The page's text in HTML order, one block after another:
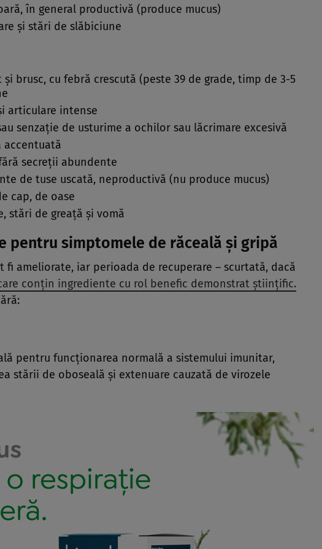
în general productivă (produce mucus)
și stări de slăbiciune
brusc, cu febră crescută (peste 39 de grade, timp de 3-5
articulare intense
senzație de usturime a ochilor sau lăcrimare excesivă
accentuată
secreții abundente
de tuse uscată, neproductivă (nu produce mucus)
cap, de oase
stări de greață și vomă
pentru simptomele de răceală și gripă
fi ameliorate, iar perioada de recuperare – scurtată, dacă
conțin ingrediente cu rol benefic demonstrat științific.
pentru funcționarea normală a sistemului imunitar,
stării de oboseală și extenuare cauzată de virozele